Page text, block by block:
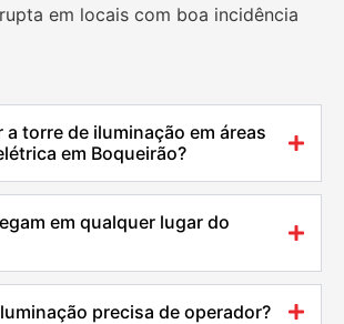
em locais com boa incidência
a torre de iluminação em áreas
em Boqueirão?
em qualquer lugar do
precisa de operador?